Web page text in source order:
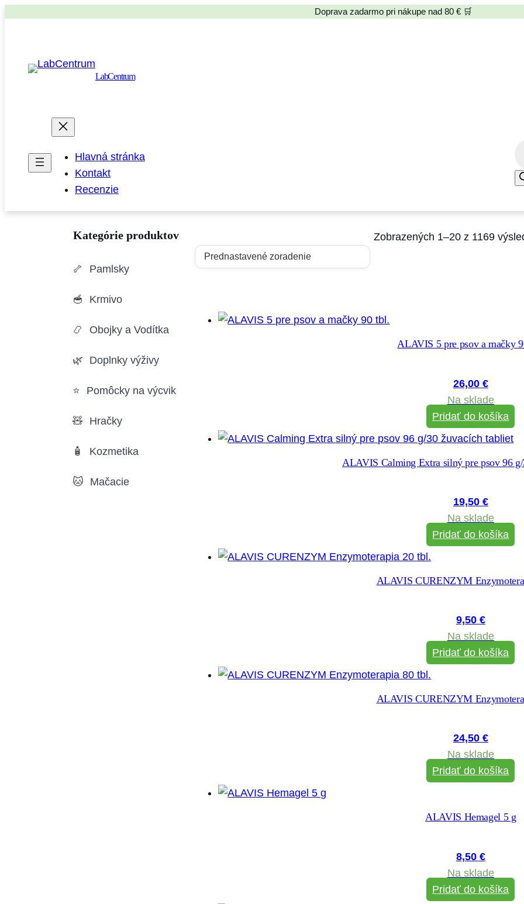
Doprava zadarmo pri nákupe nad 80 € 🛒
LabCentrum
Hlavná stránka
Kontakt
Recenzie
o
u
c
Kategórie produktov
Pamlsky
Krmivo
Obojky a Vodítka
Doplnky výživy
Pomôcky na výcvik
Hračky
Kozmetika
Mačacie
Zobrazených 1–20 z 1169
ALAVIS 5 pre psov a mačky
26,00 €
Na sklade
Pridať do košíka
ALAVIS Calming Extra silný pre psov 96
19,50 €
Na sklade
Pridať do košíka
ALAVIS CURENZYM
9,50 €
Na sklade
Pridať do košíka
ALAVIS CURENZYM
24,50 €
Na sklade
Pridať do košíka
ALAVIS Hemagel 5 g
8,50 €
Na sklade
Pridať do košíka